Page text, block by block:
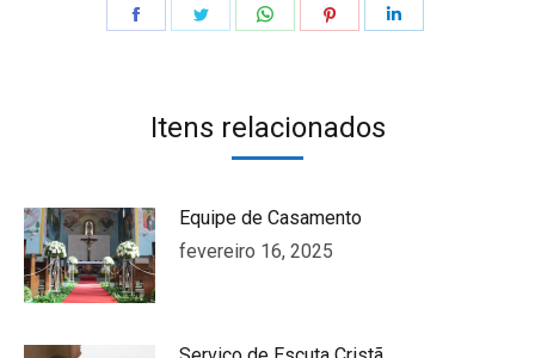
Itens relacionados
Equipe de Casamento
fevereiro 16, 2025